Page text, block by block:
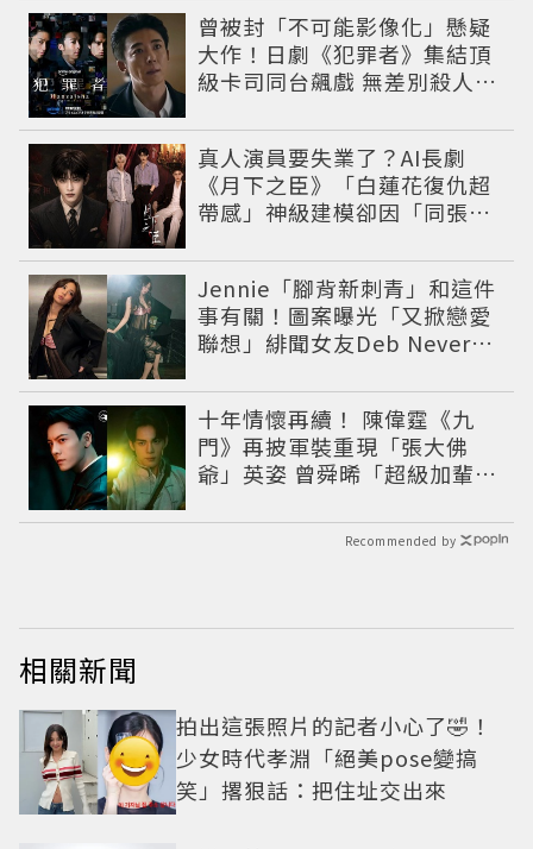
曾被封「不可能影像化」懸疑
大作！日劇《犯罪者》集結頂
級卡司同台飆戲 無差別殺人案
真人演員要失業了？AI長劇
《月下之臣》「白蓮花復仇超
帶感」神級建模卻因「同張
Jennie「腳背新刺青」和這件
事有關！圖案曝光「又掀戀愛
聯想」緋聞女友Deb Never再
十年情懷再續！ 陳偉霆《九
門》再披軍裝重現「張大佛
爺」英姿 曾舜晞「超級加輩」
Recommended by
相關新聞
拍出這張照片的記者小心了🤣！
少女時代孝淵「絕美pose變搞
笑」撂狠話：把住址交出來